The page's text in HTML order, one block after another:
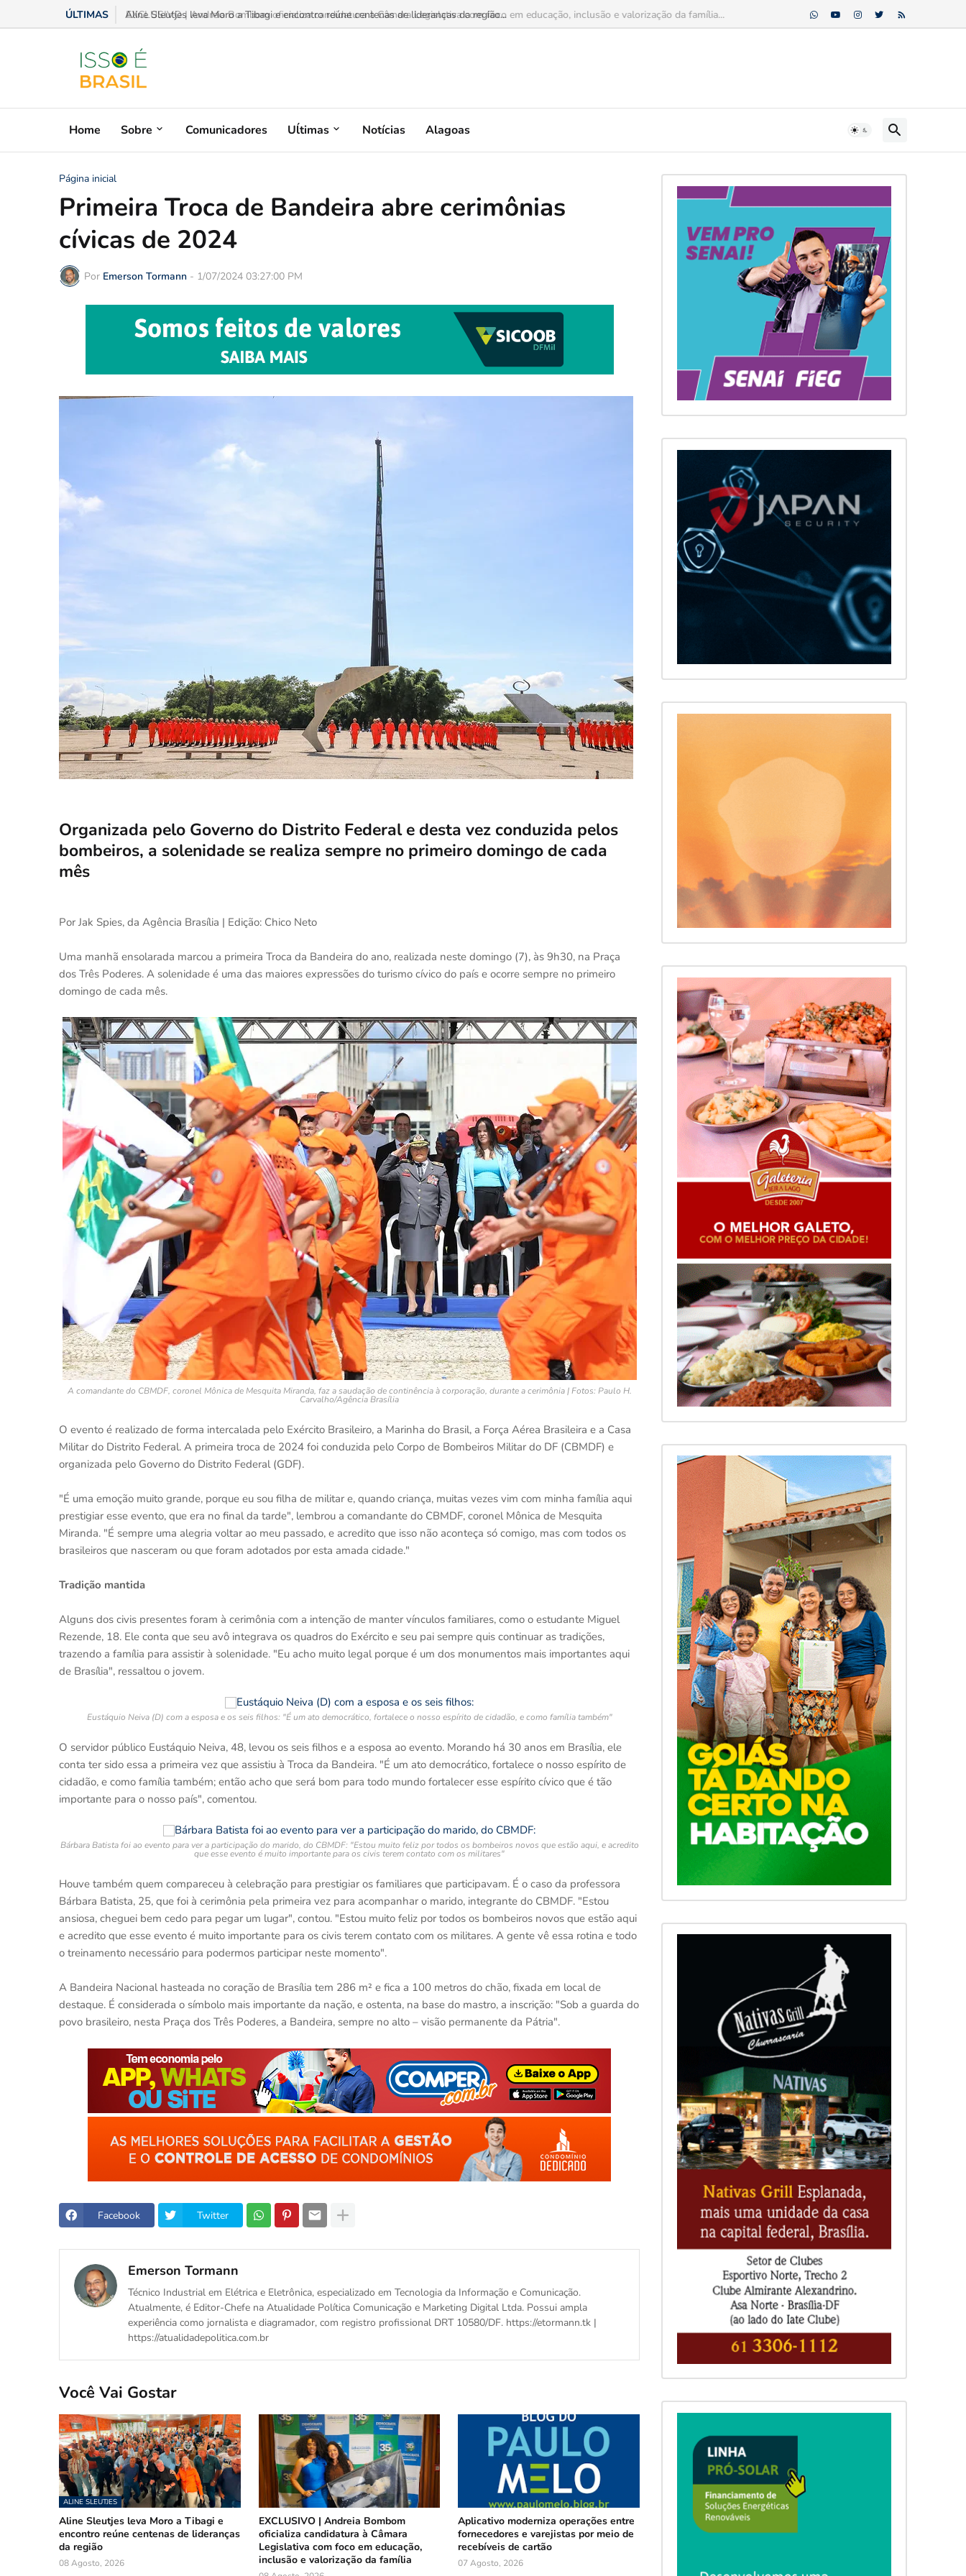
ÚLTIMAS EXCLUSIVO | Andreia Bombom oficializa candidatura à Câmara Legislativa com foco em educação, inclusão e valorização da família...
Home Sobre Comunicadores Uĺtimas Notícias Alagoas
Página inicial
Primeira Troca de Bandeira abre cerimônias
cívicas de 2024
Por Emerson Tormann - 1/07/2024 03:27:00 PM
Organizada pelo Governo do Distrito Federal e desta vez conduzida pelos
bombeiros, a solenidade se realiza sempre no primeiro domingo de cada
mês
Por Jak Spies, da Agência Brasília | Edição: Chico Neto
Uma manhã ensolarada marcou a primeira Troca da Bandeira do ano, realizada neste domingo (7), às 9h30, na Praça
dos Três Poderes. A solenidade é uma das maiores expressões do turismo cívico do país e ocorre sempre no primeiro
domingo de cada mês.
A comandante do CBMDF, coronel Mônica de Mesquita Miranda, faz a saudação de continência à corporação, durante a cerimônia | Fotos: Paulo H.
Carvalho/Agência Brasília
O evento é realizado de forma intercalada pelo Exército Brasileiro, a Marinha do Brasil, a Força Aérea Brasileira e a Casa
Militar do Distrito Federal. A primeira troca de 2024 foi conduzida pelo Corpo de Bombeiros Militar do DF (CBMDF) e
organizada pelo Governo do Distrito Federal (GDF).
"É uma emoção muito grande, porque eu sou filha de militar e, quando criança, muitas vezes vim com minha família aqui
prestigiar esse evento, que era no final da tarde", lembrou a comandante do CBMDF, coronel Mônica de Mesquita
Miranda. "É sempre uma alegria voltar ao meu passado, e acredito que isso não aconteça só comigo, mas com todos os
brasileiros que nasceram ou que foram adotados por esta amada cidade."
Tradição mantida
Alguns dos civis presentes foram à cerimônia com a intenção de manter vínculos familiares, como o estudante Miguel
Rezende, 18. Ele conta que seu avô integrava os quadros do Exército e seu pai sempre quis continuar as tradições,
trazendo a família para assistir à solenidade. "Eu acho muito legal porque é um dos monumentos mais importantes aqui
de Brasília", ressaltou o jovem.
Eustáquio Neiva (D) com a esposa e os seis filhos: "É um ato democrático, fortalece o nosso espírito de cidadão, e como família também"
O servidor público Eustáquio Neiva, 48, levou os seis filhos e a esposa ao evento. Morando há 30 anos em Brasília, ele
conta ter sido essa a primeira vez que assistiu à Troca da Bandeira. "É um ato democrático, fortalece o nosso espírito de
cidadão, e como família também; então acho que será bom para todo mundo fortalecer esse espírito cívico que é tão
importante para o nosso país", comentou.
Bárbara Batista foi ao evento para ver a participação do marido, do CBMDF: "Estou muito feliz por todos os bombeiros novos que estão aqui, e acredito
que esse evento é muito importante para os civis terem contato com os militares"
Houve também quem compareceu à celebração para prestigiar os familiares que participavam. É o caso da professora
Bárbara Batista, 25, que foi à cerimônia pela primeira vez para acompanhar o marido, integrante do CBMDF. "Estou
ansiosa, cheguei bem cedo para pegar um lugar", contou. "Estou muito feliz por todos os bombeiros novos que estão aqui
e acredito que esse evento é muito importante para os civis terem contato com os militares. A gente vê essa rotina e todo
o treinamento necessário para podermos participar neste momento".
A Bandeira Nacional hasteada no coração de Brasília tem 286 m² e fica a 100 metros do chão, fixada em local de
destaque. É considerada o símbolo mais importante da nação, e ostenta, na base do mastro, a inscrição: "Sob a guarda do
povo brasileiro, nesta Praça dos Três Poderes, a Bandeira, sempre no alto – visão permanente da Pátria".
Facebook Twitter
Emerson Tormann
Técnico Industrial em Elétrica e Eletrônica, especializado em Tecnologia da Informação e Comunicação.
Atualmente, é Editor-Chefe na Atualidade Política Comunicação e Marketing Digital Ltda. Possui ampla
experiência como jornalista e diagramador, com registro profissional DRT 10580/DF. https://etormann.tk |
https://atualidadepolitica.com.br
Você Vai Gostar
ALINE SLEUTJES
Aline Sleutjes leva Moro a Tibagi e
encontro reúne centenas de lideranças
da região
08 Agosto, 2026
EXCLUSIVO | Andreia Bombom
oficializa candidatura à Câmara
Legislativa com foco em educação,
inclusão e valorização da família
Aplicativo moderniza operações entre
fornecedores e varejistas por meio de
recebíveis de cartão
07 Agosto, 2026